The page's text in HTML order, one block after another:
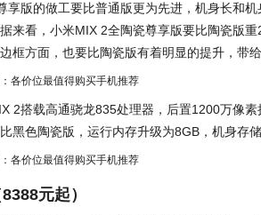
享版的做工要比普通版更为先进，机身长和
来看，小米MIX 2全陶瓷尊享版要比陶瓷版
框方面，也要比陶瓷版有着明显的提升，带
2搭载高通骁龙835处理器，后置1200万像
黑色陶瓷版，运行内存升级为8GB，机身存储
元起）